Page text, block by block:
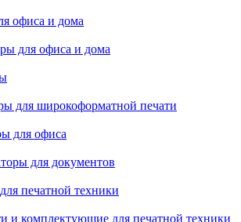
офиса и дома
для офиса и дома
для широкоформатной печати
для офиса
для документов
печатной техники
и комплектующие для печатной техники